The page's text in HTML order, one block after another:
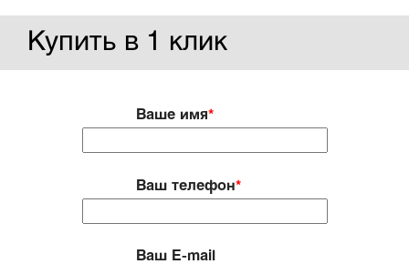
Купить в 1 клик
Ваше имя*
Ваш телефон*
Ваш E-mail